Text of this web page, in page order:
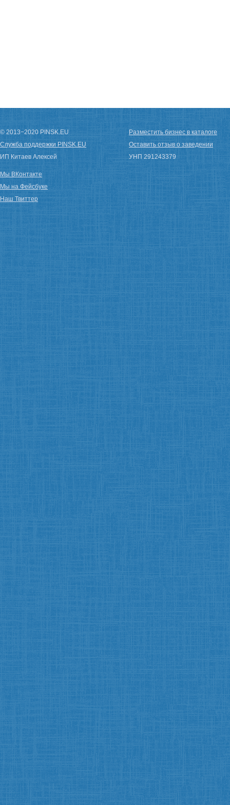
© 2013−2020 PINSK.EU
Служба поддержки PINSK.EU
ИП Китаев Алексей
Разместить бизнес в каталоге
Оставить отзыв о заведении
УНП 291243379
Мы ВКонтакте
Мы на Фейсбуке
Наш Твиттер